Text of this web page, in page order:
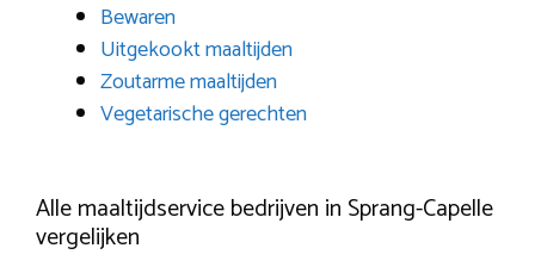
Bewaren
Uitgekookt maaltijden
Zoutarme maaltijden
Vegetarische gerechten
Alle maaltijdservice bedrijven in Sprang-Capelle
vergelijken